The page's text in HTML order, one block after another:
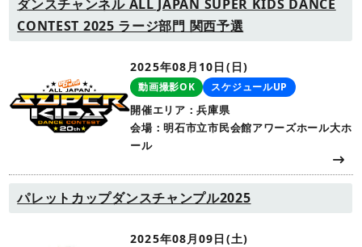
ダンスチャンネル ALL JAPAN SUPER KIDS DANCE
CONTEST 2025 ラージ部門 関西予選
2025年08月10日(日)
動画撮影OK スケジュールUP
開催エリア：兵庫県
会場：明石市立市民会館アワーズホール大ホ
ール
パレットカップダンスチャンプル2025
2025年08月09日(土)